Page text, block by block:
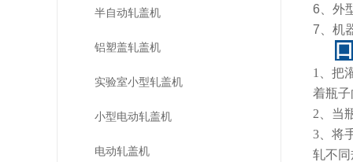
半自动轧盖机
铝塑盖轧盖机
实验室小型轧盖机
小型电动轧盖机
电动轧盖机
6、外
7、机
1、把
着瓶
2、当
3、将
轧不